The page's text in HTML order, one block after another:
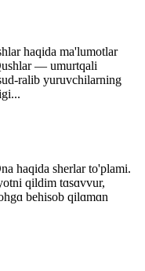
haqida ma'lumotlar
— umurtqali
ralib yuruvchilarning
haqida sherlar to'plami.
qildim tɑsɑvvur,
behisob qilɑmɑn